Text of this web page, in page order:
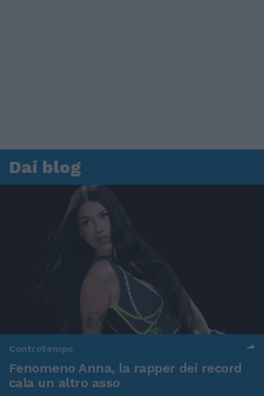
Dai blog
Controtempo
Fenomeno Anna, la rapper dei record
cala un altro asso